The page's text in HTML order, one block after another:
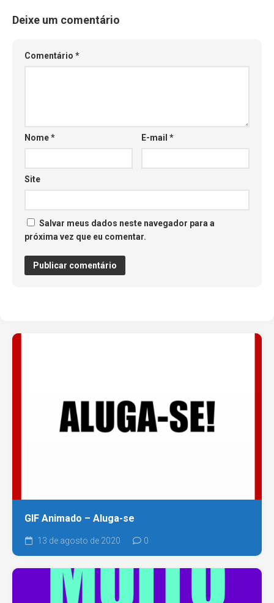
Deixe um comentário
Comentário *
Nome* E-mail*
Site
Salvar meus dados neste navegador para a
próxima vez que eu comentar.
GIF Animado – Aluga-se
13 de agosto de 2020 0